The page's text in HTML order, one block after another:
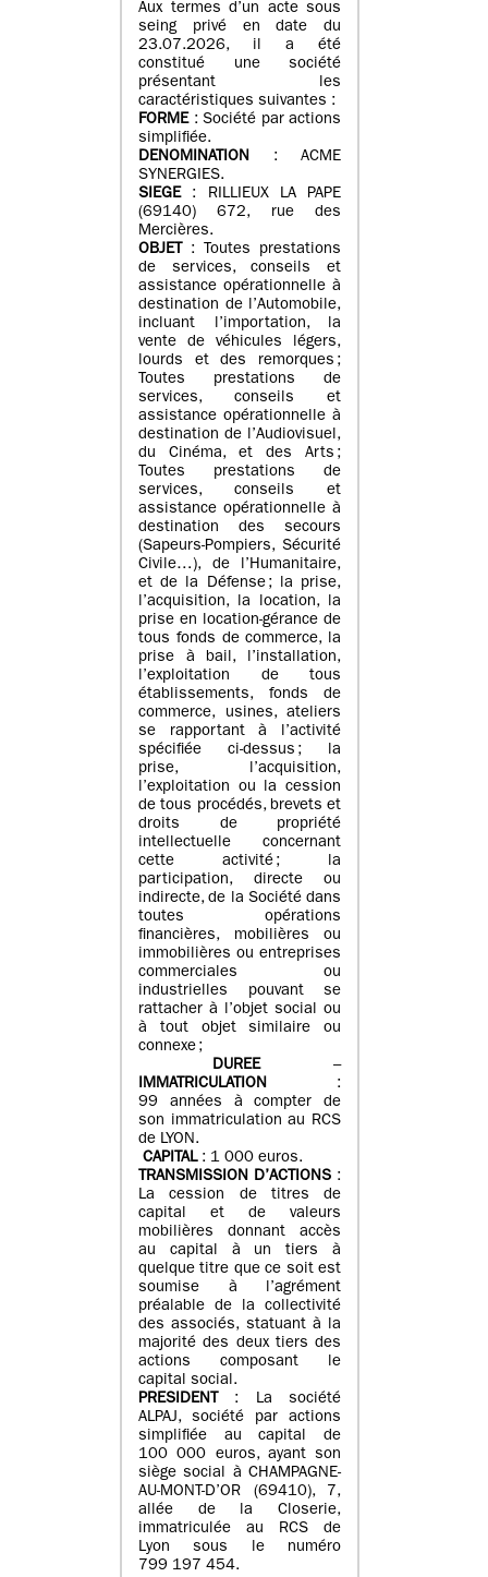
Aux termes d’un acte sous
seing privé en date du
23.07.2026, il a été
constitué une société
présentant les
caractéristiques suivantes :
FORME: Société par actions
simplifiée.
DENOMINATION : ACME
SYNERGIES.
SIEGE: RILLIEUX LA PAPE
(69140) 672, rue des
Mercières.
OBJET
: Toutes prestations
de services, conseils et
assistance opérationnelle à
destination de l’Automobile,
incluant l’importation, la
vente de véhicules légers,
lourds et des remorques ;
Toutes prestations de
services, conseils et
assistance opérationnelle à
destination de l’Audiovisuel,
du Cinéma, et des Arts ;
Toutes prestations de
services, conseils et
assistance opérationnelle à
destination des secours
(Sapeurs-Pompiers, Sécurité
Civile…), de l’Humanitaire,
et de la Défense ; la prise,
l’acquisition, la location, la
prise en location-gérance de
tous fonds de commerce, la
prise à bail, l’installation,
l’exploitation de tous
établissements, fonds de
commerce, usines, ateliers
se rapportant à l’activité
spécifiée ci-dessus ; la
prise, l’acquisition,
l’exploitation ou la cession
de tous procédés, brevets et
droits de propriété
intellectuelle concernant
cette activité ; la
participation, directe ou
indirecte, de la Société dans
toutes opérations
financières, mobilières ou
immobilières ou entreprises
commerciales ou
industrielles pouvant se
rattacher à l’objet social ou
à tout objet similaire ou
connexe ;
DUREE–
IMMATRICULATION :
99 années à compter de
son immatriculation au RCS
de LYON.
CAPITAL: 1 000 euros.
TRANSMISSION D’ACTIONS :
La cession de titres de
capital et de valeurs
mobilières donnant accès
au capital à un tiers à
quelque titre que ce soit est
soumise à l’agrément
préalable de la collectivité
des associés, statuant à la
majorité des deux tiers des
actions composant le
capital social.
PRESIDENT
: La société
ALPAJ, société par actions
simplifiée au capital de
100 000 euros, ayant son
siège social à CHAMPAGNE-
AU-MONT-D’OR (69410), 7,
allée de la Closerie,
immatriculée au RCS de
Lyon sous le numéro
799 197 454.